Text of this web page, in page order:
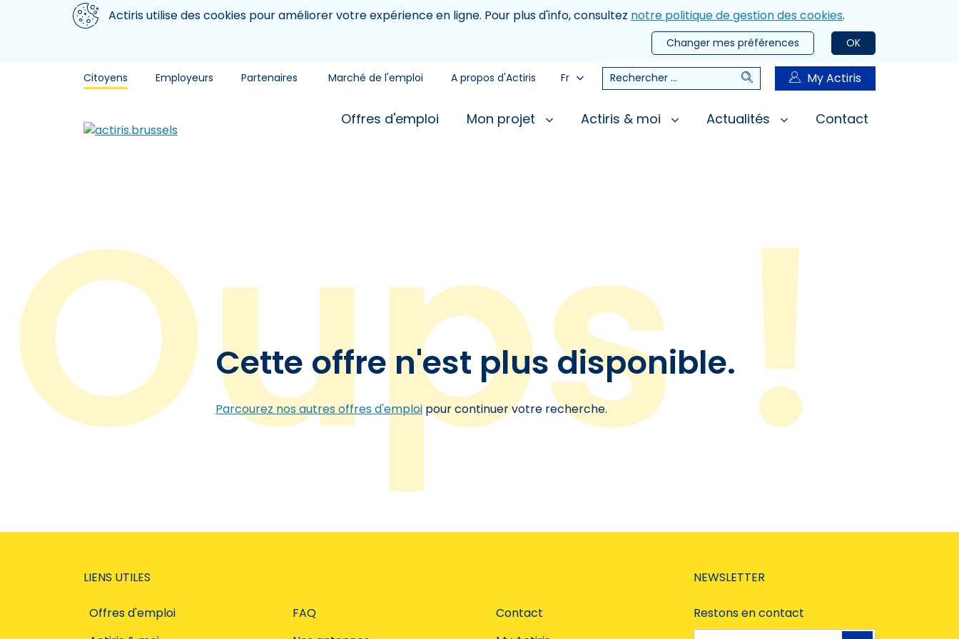
Aller au contenu principal
Nous utilisons des cookiesActiris utilise des cookies pour améliorer votre expérience en ligne. Pour plus d'info, consultez notre politique de gestion des cookies.
OK
Changer mes préférences
Citoyens Employeurs Partenaires Marché de l'emploi A propos d'Actiris Fr Rechercher RechercherMy Actiris
Offres d'emploi Mon projet Actiris & moi Actualités Contact
Cette offre n'est plus disponible.
Parcourez nos autres offres d'emploipour continuer votre recherche.
LIENS UTILES
Offres d'emploi
FAQ
Contact
NEWSLETTER
Restons en contact